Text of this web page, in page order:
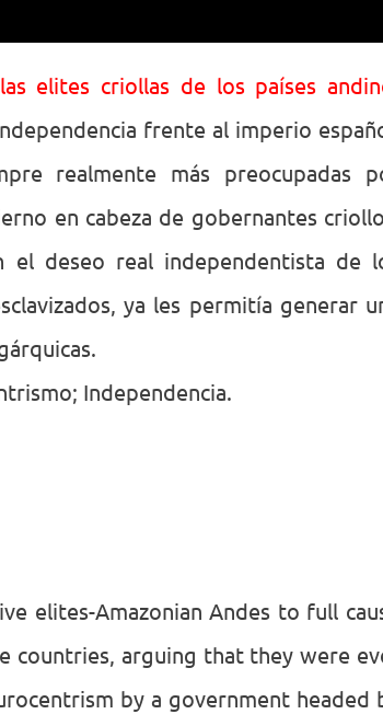
elites criollas de los países
frente al imperio
realmente más preocupadas
en cabeza de gobernantes
el deseo real independentista de
ya les permitía generar
Independencia.
elites-Amazonian Andes to full
countries, arguing that they were
by a government headed